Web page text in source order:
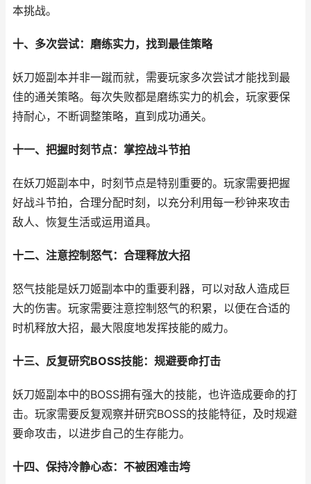
本挑战。
十、多次尝试：磨练实力，找到最佳策略
妖刀姬副本并非一蹴而就，需要玩家多次尝试才能找到最
佳的通关策略。每次失败都是磨练实力的机会，玩家要保
持耐心，不断调整策略，直到成功通关。
十一、把握时刻节点：掌控战斗节拍
在妖刀姬副本中，时刻节点是特别重要的。玩家需要把握
好战斗节拍，合理分配时刻，以充分利用每一秒钟来攻击
敌人、恢复生活或运用道具。
十二、注意控制怒气：合理释放大招
怒气技能是妖刀姬副本中的重要利器，可以对敌人造成巨
大的伤害。玩家需要注意控制怒气的积累，以便在合适的
时机释放大招，最大限度地发挥技能的威力。
十三、反复研究BOSS技能：规避要命打击
妖刀姬副本中的BOSS拥有强大的技能，也许造成要命的打
击。玩家需要反复观察并研究BOSS的技能特征，及时规避
要命攻击，以进步自己的生存能力。
十四、保持冷静心态：不被困难击垮